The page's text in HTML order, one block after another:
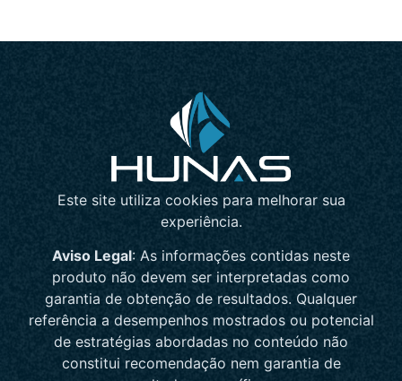
Este site utiliza cookies para melhorar sua
experiência.
Aviso Legal: As informações contidas neste
produto não devem ser interpretadas como
garantia de obtenção de resultados. Qualquer
referência a desempenhos mostrados ou potencial
de estratégias abordadas no conteúdo não
constitui recomendação nem garantia de